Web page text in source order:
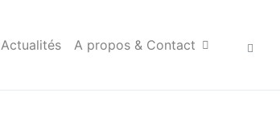
Actualités A propos & Contact